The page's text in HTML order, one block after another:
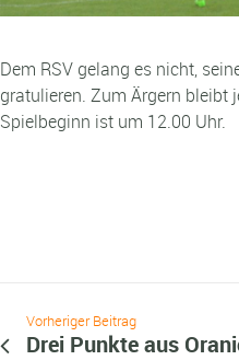
Dem RSV gelang es nicht,
gratulieren. Zum Ärgern bleibt
Spielbeginn ist um 12.00 Uhr.
Vorheriger Beitrag
Drei Punkte aus